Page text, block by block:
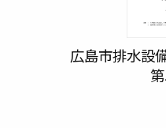
広島市排水設